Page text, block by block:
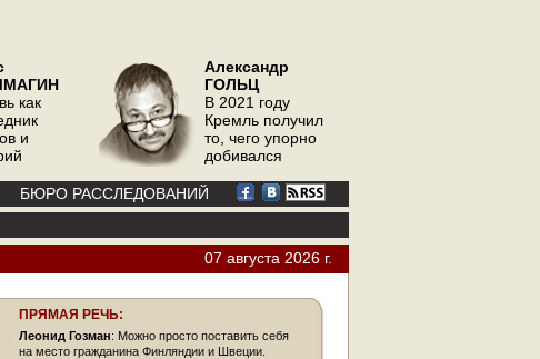
как
и
Александр
ГОЛЬЦ
В 2021 году
Кремль получил
то, чего упорно
добивался
БЮРО РАССЛЕДОВАНИЙ
07 августа 2026 г.
ПРЯМАЯ РЕЧЬ:
Леонид Гозман: Можно просто поставить себя
на место гражданина Финляндии и Швеции.